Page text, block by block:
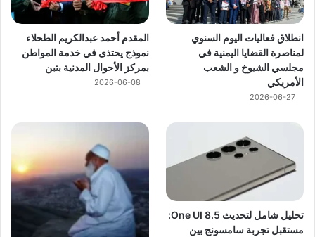
انطلاق فعاليات اليوم السنوي
لمناصرة القضايا اليمنية في
مجلسي الشيوخ و الشعب
الأمريكي
2026-06-27
المقدم أحمد عبدالكريم الطحلاء
نموذج يحتذى في خدمة المواطن
بمركز الأحوال المدنية بتبن
2026-06-08
تحليل شامل لتحديث One UI 8.5:
مستقبل تجربة سامسونج بين